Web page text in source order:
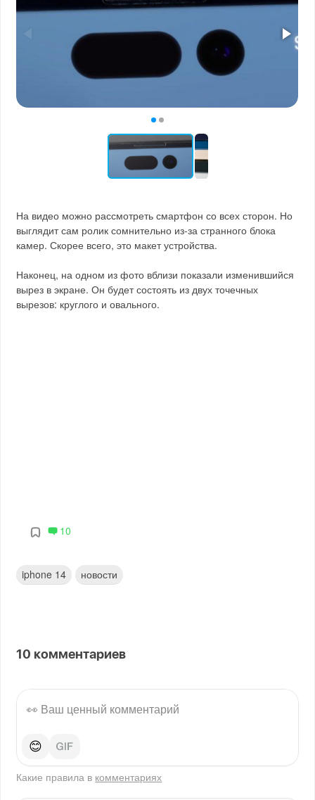
На видео можно рассмотреть смартфон со всех сторон. Но
выглядит сам ролик сомнительно из-за странного блока
камер. Скорее всего, это макет устройства.
Наконец, на одном из фото вблизи показали изменившийся
вырез в экране. Он будет состоять из двух точечных
вырезов: круглого и овального.
10
iphone 14 новости
10 комментариев
😊
Какие правила в комментариях